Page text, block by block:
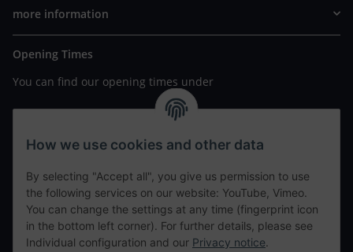
more information
Opening Times
You can find our opening times under
https://www.wannavapor.de/Filialen
your personal site
contact details
tweet
How we use cookies and other data
By selecting "Accept all", you give us permission to use
the following services on our website: YouTube, Vimeo.
You can change the settings at any time (fingerprint icon
in the bottom left corner). For further details, please see
Individual configuration and our Privacy notice.